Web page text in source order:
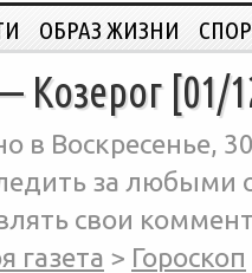
ОБРАЗ ЖИЗНИ
Козерог [01/
в Воскресенье,
за любыми
свои
газета > Гороскоп